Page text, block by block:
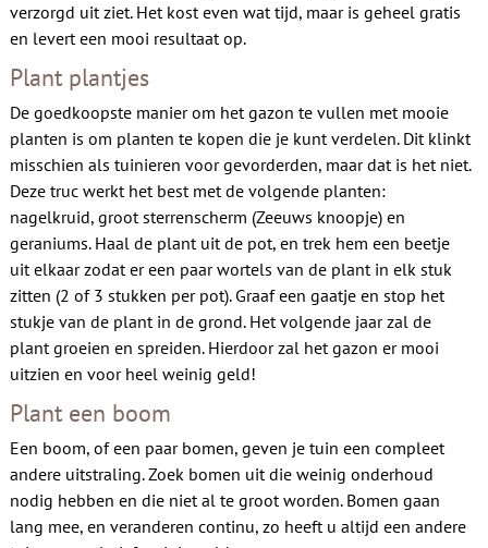
verzorgd uit ziet. Het kost even wat tijd, maar is geheel gratis
en levert een mooi resultaat op.
Plant plantjes
De goedkoopste manier om het gazon te vullen met mooie
planten is om planten te kopen die je kunt verdelen. Dit klinkt
misschien als tuinieren voor gevorderden, maar dat is het niet.
Deze truc werkt het best met de volgende planten:
nagelkruid, groot sterrenscherm (Zeeuws knoopje) en
geraniums. Haal de plant uit de pot, en trek hem een beetje
uit elkaar zodat er een paar wortels van de plant in elk stuk
zitten (2 of 3 stukken per pot). Graaf een gaatje en stop het
stukje van de plant in de grond. Het volgende jaar zal de
plant groeien en spreiden. Hierdoor zal het gazon er mooi
uitzien en voor heel weinig geld!
Plant een boom
Een boom, of een paar bomen, geven je tuin een compleet
andere uitstraling. Zoek bomen uit die weinig onderhoud
nodig hebben en die niet al te groot worden. Bomen gaan
lang mee, en veranderen continu, zo heeft u altijd een andere